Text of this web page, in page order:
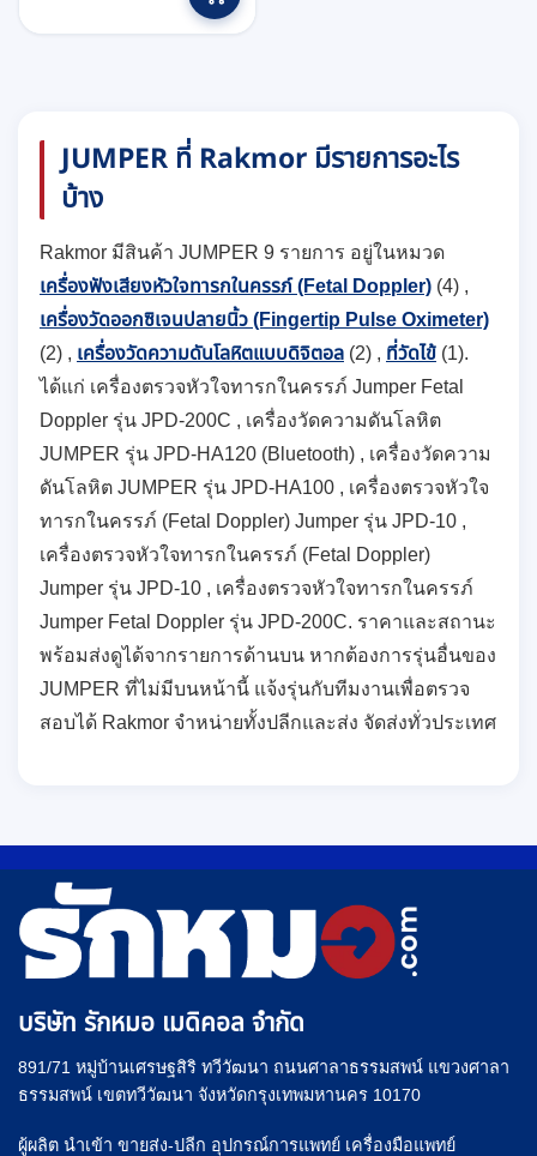
JUMPER ที่ Rakmor มีรายการอะไร
บ้าง
Rakmor มีสินค้า JUMPER 9 รายการ อยู่ในหมวด
เครื่องฟังเสียงหัวใจทารกในครรภ์ (Fetal Doppler) (4) ,
เครื่องวัดออกซิเจนปลายนิ้ว (Fingertip Pulse Oximeter)
(2) , เครื่องวัดความดันโลหิตแบบดิจิตอล (2) , ที่วัดไข้ (1).
ได้แก่ เครื่องตรวจหัวใจทารกในครรภ์ Jumper Fetal
Doppler รุ่น JPD-200C , เครื่องวัดความดันโลหิต
JUMPER รุ่น JPD-HA120 (Bluetooth) , เครื่องวัดความ
ดันโลหิต JUMPER รุ่น JPD-HA100 , เครื่องตรวจหัวใจ
ทารกในครรภ์ (Fetal Doppler) Jumper รุ่น JPD-10 ,
เครื่องตรวจหัวใจทารกในครรภ์ (Fetal Doppler)
Jumper รุ่น JPD-10 , เครื่องตรวจหัวใจทารกในครรภ์
Jumper Fetal Doppler รุ่น JPD-200C. ราคาและสถานะ
พร้อมส่งดูได้จากรายการด้านบน หากต้องการรุ่นอื่นของ
JUMPER ที่ไม่มีบนหน้านี้ แจ้งรุ่นกับทีมงานเพื่อตรวจ
สอบได้ Rakmor จำหน่ายทั้งปลีกและส่ง จัดส่งทั่วประเทศ
บริษัท รักหมอ เมดิคอล จำกัด
891/71 หมู่บ้านเศรษฐสิริ ทวีวัฒนา ถนนศาลาธรรมสพน์ แขวงศาลา
ธรรมสพน์ เขตทวีวัฒนา จังหวัดกรุงเทพมหานคร 10170
ผู้ผลิต นำเข้า ขายส่ง-ปลีก อุปกรณ์การแพทย์ เครื่องมือแพทย์